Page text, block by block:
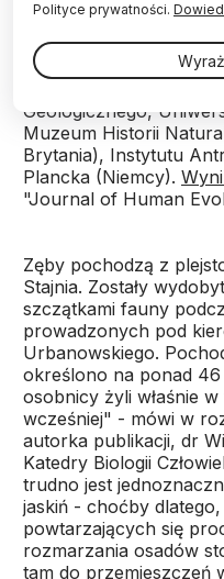
Badania zębów
przeprowadzili
Wrocławskiego i
Geologicznego,
Muzeum Historii
Brytania), Instytutu
Plancka (Niemcy).
"Journal of Human
Zęby pochodzą z
Stajnia. Zostały
szczątkami fauny
prowadzonych pod
Urbanowskiego.
określono na ponad
osobnicy żyli właśnie
wcześniej" - mówi w
autorka publikacji, dr
Katedry Biologii
trudno jest
jaskiń - choćby dlatego,
powtarzających się
rozmarzania osadów
tam do przemieszczeń
Polityce prywatności.